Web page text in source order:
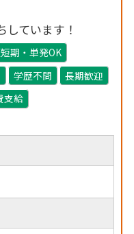
ています！
期・単発OK
学歴不問
長期歓迎
支給